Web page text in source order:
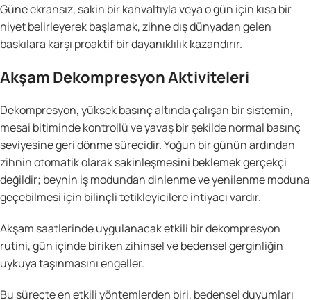
Güne ekransız, sakin bir kahvaltıyla veya o gün için kısa bir
niyet belirleyerek başlamak, zihne dış dünyadan gelen
baskılara karşı proaktif bir dayanıklılık kazandırır.
Akşam Dekompresyon Aktiviteleri
Dekompresyon, yüksek basınç altında çalışan bir sistemin,
mesai bitiminde kontrollü ve yavaş bir şekilde normal basınç
seviyesine geri dönme sürecidir. Yoğun bir günün ardından
zihnin otomatik olarak sakinleşmesini beklemek gerçekçi
değildir; beynin iş modundan dinlenme ve yenilenme moduna
geçebilmesi için bilinçli tetikleyicilere ihtiyacı vardır.
Akşam saatlerinde uygulanacak etkili bir dekompresyon
rutini, gün içinde biriken zihinsel ve bedensel gerginliğin
uykuya taşınmasını engeller.
Bu süreçte en etkili yöntemlerden biri, bedensel duyumları